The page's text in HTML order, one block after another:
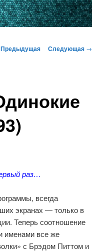
Предыдущая Следующая →
раз…
всегда
экранах — только в
Теперь соотношение
именами все же
с Брэдом Питтом и